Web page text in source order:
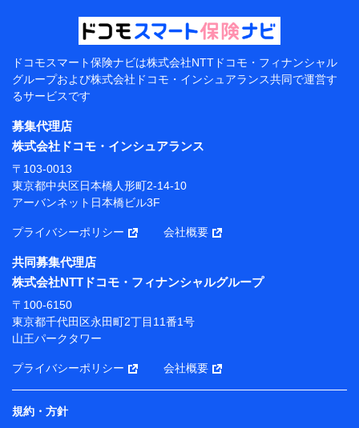
提供当事者から受領当事者が個人データを取得する方法
電子的・電磁的方法等
【共同して利用する者の範囲】
当社
株式会社NTTドコモ・フィナンシャルグループ
【利用目的】
当社または株式会社NTTドコモ・フィナンシャルグルー
プが提供する保険関連サービスにおけるユーザー登録受
付および管理のため
当社または株式会社NTTドコモ・フィナンシャルグルー
携会社の保険その他に関する情報を提供するため、また
維持管理等の委託業務遂行のため、またそれらに付帯、
関連する当社または株式会社NTTドコモ・フィナンシャ
ルグループおよび提携会社のサービスを案内、提供する
ため
（各サービスで取得したサービス利用履歴、ウェブサイ
トの閲覧履歴、購買履歴、ご契約内容等のパーソナルデ
ータを分析して、お客さまの趣味・嗜好・傾向に応じた
サービス・商品等に関するご提案や広告の配信等を行う
ことがあります。）
各種セミナーの開催のため
コンサルティングサービスの実施のため
アンケートやキャンペーン等の実施のため
ドコモスマート保険ナビは株式会社NTTドコモ・フィナンシャル
グループおよび株式会社ドコモ・インシュアランス共同で運営す
るサービスです
募集代理店
株式会社ドコモ・インシュアランス
〒103-0013
東京都中央区日本橋人形町2-14-10
アーバンネット日本橋ビル3F
プライバシーポリシー 会社概要
共同募集代理店
株式会社NTTドコモ・フィナンシャルグループ
〒100-6150
東京都千代田区永田町2丁目11番1号
山王パークタワー
プライバシーポリシー 会社概要
規約・方針